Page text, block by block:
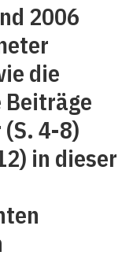
2006
die
Beiträge
4-8)
in dieser